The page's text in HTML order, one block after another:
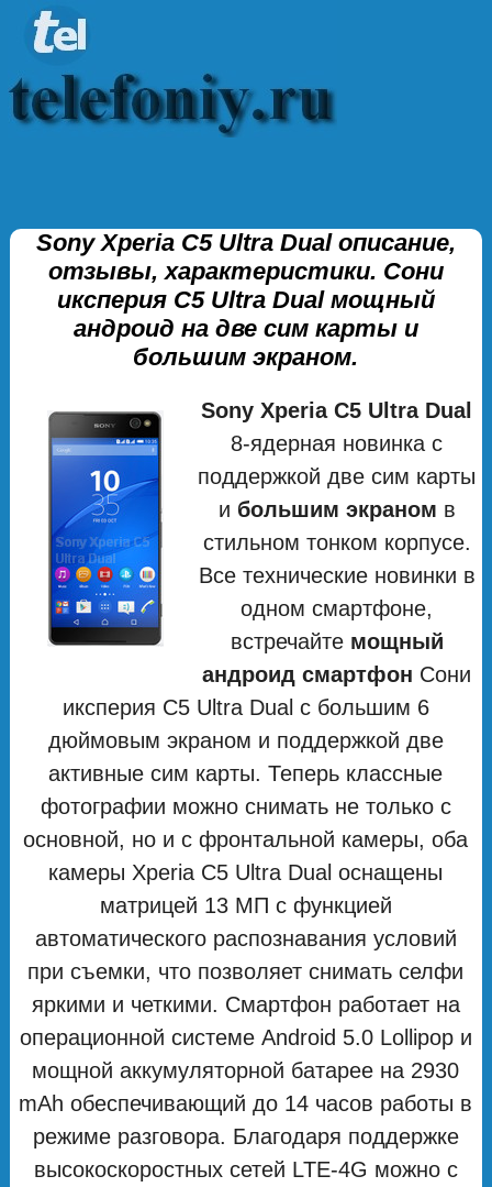
Sony Xperia C5 Ultra Dual описание,
отзывы, характеристики. Сони
иксперия С5 Ultra Dual мощный
андроид на две сим карты и
большим экраном.
Sony Xperia C5 Ultra Dual
8-ядерная новинка с
поддержкой две сим карты
и большим экраном в
стильном тонком корпусе.
Все технические новинки в
одном смартфоне,
встречайте мощный
андроид смартфон Сони
иксперия С5 Ultra Dual с большим 6
дюймовым экраном и поддержкой две
активные сим карты. Теперь классные
фотографии можно снимать не только с
основной, но и с фронтальной камеры, оба
камеры Xperia C5 Ultra Dual оснащены
матрицей 13 МП с функцией
автоматического распознавания условий
при съемки, что позволяет снимать селфи
яркими и четкими. Смартфон работает на
операционной системе Android 5.0 Lollipop и
мощной аккумуляторной батарее на 2930
mAh обеспечивающий до 14 часов работы в
режиме разговора. Благодаря поддержке
высокоскоростных сетей LTE-4G можно с